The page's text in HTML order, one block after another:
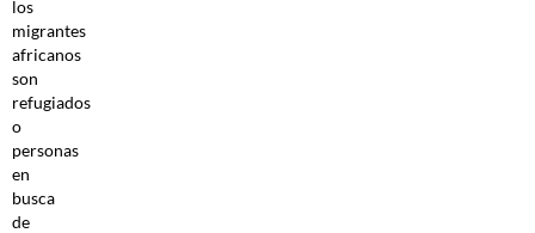
los
migrantes
africanos
son
refugiados
o
personas
en
busca
de